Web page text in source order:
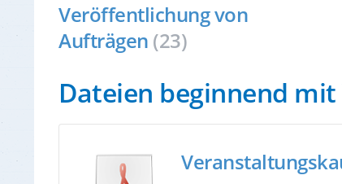
Veröffentlichung von
Aufträgen (23)
Dateien beginnend mit